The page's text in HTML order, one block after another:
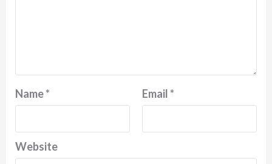
Name* Email*
Website